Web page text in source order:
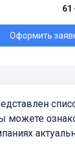
61
Оформить